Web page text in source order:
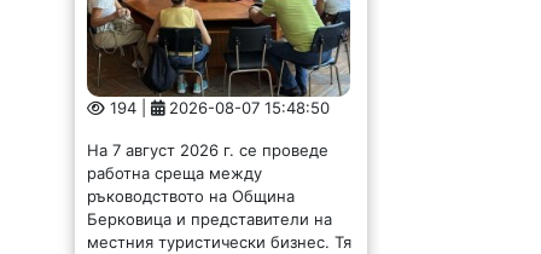
194 | 2026-08-07 15:48:50
На 7 август 2026 г. се проведе
работна среща между
ръководството на Община
Берковица и представители на
местния туристически бизнес. Тя